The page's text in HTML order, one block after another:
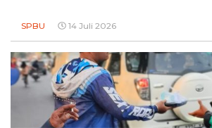
SPBU 14 Juli 2026